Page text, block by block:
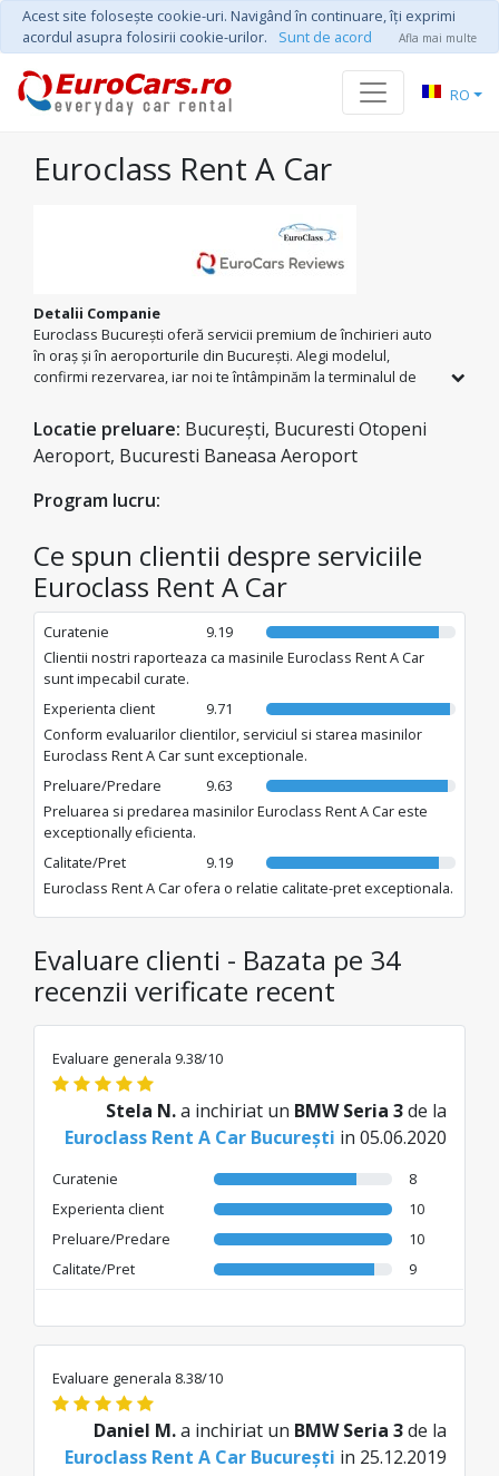
Acest site foloseşte cookie-uri. Navigând în continuare, îţi exprimi
acordul asupra folosirii cookie-urilor.
Sunt de acord Afla mai multe
RO
Euroclass Rent A Car
Detalii Companie
Euroclass București oferă servicii premium de închirieri auto
în oraș și în aeroporturile din București. Alegi modelul,
confirmi rezervarea, iar noi te întâmpinăm la terminalul de
relaxare, serviciul nostru de rent-a-car este soluția ta pentru
un start perfect. Te întâmpinăm cu zâmbetul pe buze direct
la aeroport, oferindu-ți o mașină sigură și confortabilă pentru
tu și drumul din fața ta. Alege Euroclass pentru o experiență
Locatie preluare: București, Bucuresti Otopeni
Aeroport, Bucuresti Baneasa Aeroport
Program lucru:
Ce spun clientii despre serviciile
Euroclass Rent A Car
Curatenie
9.19
Clientii nostri raporteaza ca masinile Euroclass Rent A Car
sunt impecabil curate.
Experienta client
9.71
Conform evaluarilor clientilor, serviciul si starea masinilor
Euroclass Rent A Car sunt exceptionale.
Preluare/Predare
9.63
Preluarea si predarea masinilor Euroclass Rent A Car este
exceptionally eficienta.
Calitate/Pret
9.19
Euroclass Rent A Car ofera o relatie calitate-pret exceptionala.
Evaluare clienti - Bazata pe 34
recenzii verificate recent
Evaluare generala 9.38/10
Stela N.a inchiriat un BMW Seria 3de la
Euroclass Rent A Car București in 05.06.2020
Curatenie
8
Experienta client
10
Preluare/Predare
10
Calitate/Pret
9
Evaluare generala 8.38/10
Daniel M.a inchiriat un BMW Seria 3de la
Euroclass Rent A Car București in 25.12.2019